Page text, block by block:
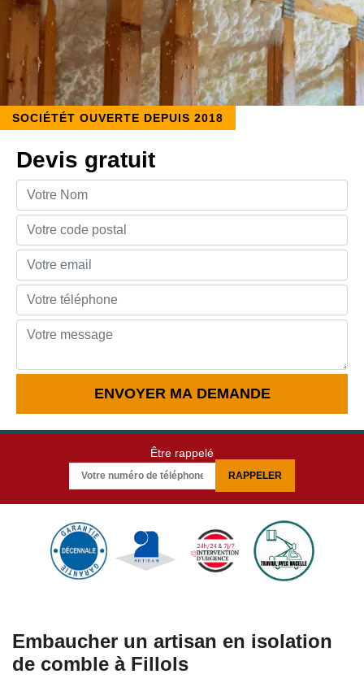
SOCIÉTÉT OUVERTE DEPUIS 2018
Devis gratuit
Être rappelé
Embaucher un artisan en isolation
de comble à Fillols